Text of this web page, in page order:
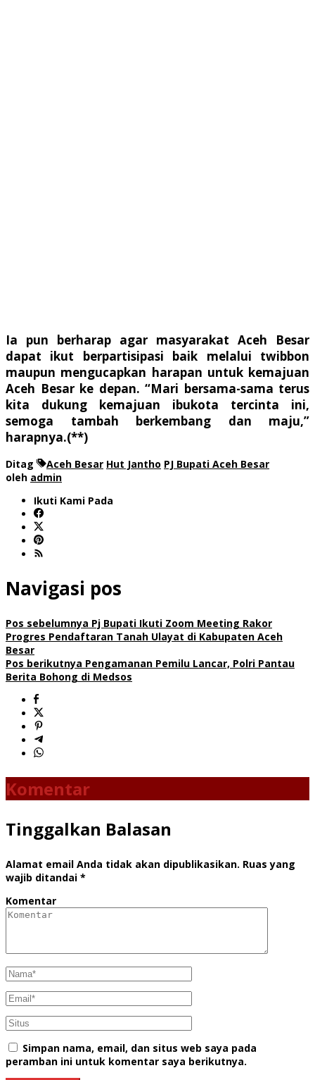
Ia pun berharap agar masyarakat Aceh Besar
dapat ikut berpartisipasi baik melalui twibbon
maupun mengucapkan harapan untuk kemajuan
Aceh Besar ke depan. “Mari bersama-sama terus
kita dukung kemajuan ibukota tercinta ini,
semoga tambah berkembang dan maju,”
harapnya.(**)
Ditag Aceh Besar Hut Jantho PJ Bupati Aceh Besar
oleh admin
Ikuti Kami Pada
Navigasi pos
Pos sebelumnya Pj Bupati Ikuti Zoom Meeting Rakor
Progres Pendaftaran Tanah Ulayat di Kabupaten Aceh
Besar
Pos berikutnya Pengamanan Pemilu Lancar, Polri Pantau
Berita Bohong di Medsos
Komentar
Tinggalkan Balasan
Alamat email Anda tidak akan dipublikasikan. Ruas yang
wajib ditandai *
Komentar
Simpan nama, email, dan situs web saya pada
peramban ini untuk komentar saya berikutnya.